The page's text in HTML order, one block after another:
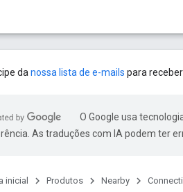
da nossa lista de e-mails para
O Google usa
As traduções com IA podem ter
inicial Produtos Nearby